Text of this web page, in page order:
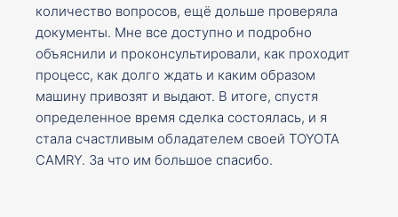
количество вопросов, ещё дольше проверяла
документы. Мне все доступно и подробно
объяснили и проконсультировали, как проходит
процесс, как долго ждать и каким образом
машину привозят и выдают. В итоге, спустя
определенное время сделка состоялась, и я
стала счастливым обладателем своей TOYOTA
CAMRY. За что им большое спасибо.